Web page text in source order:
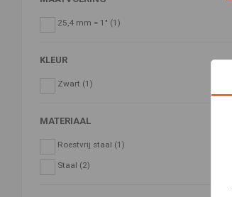
25,4 mm = 1" (1)
KLEUR
Zwart (1)
MATERIAAL
Roestvrij staal (1)
Staal (2)